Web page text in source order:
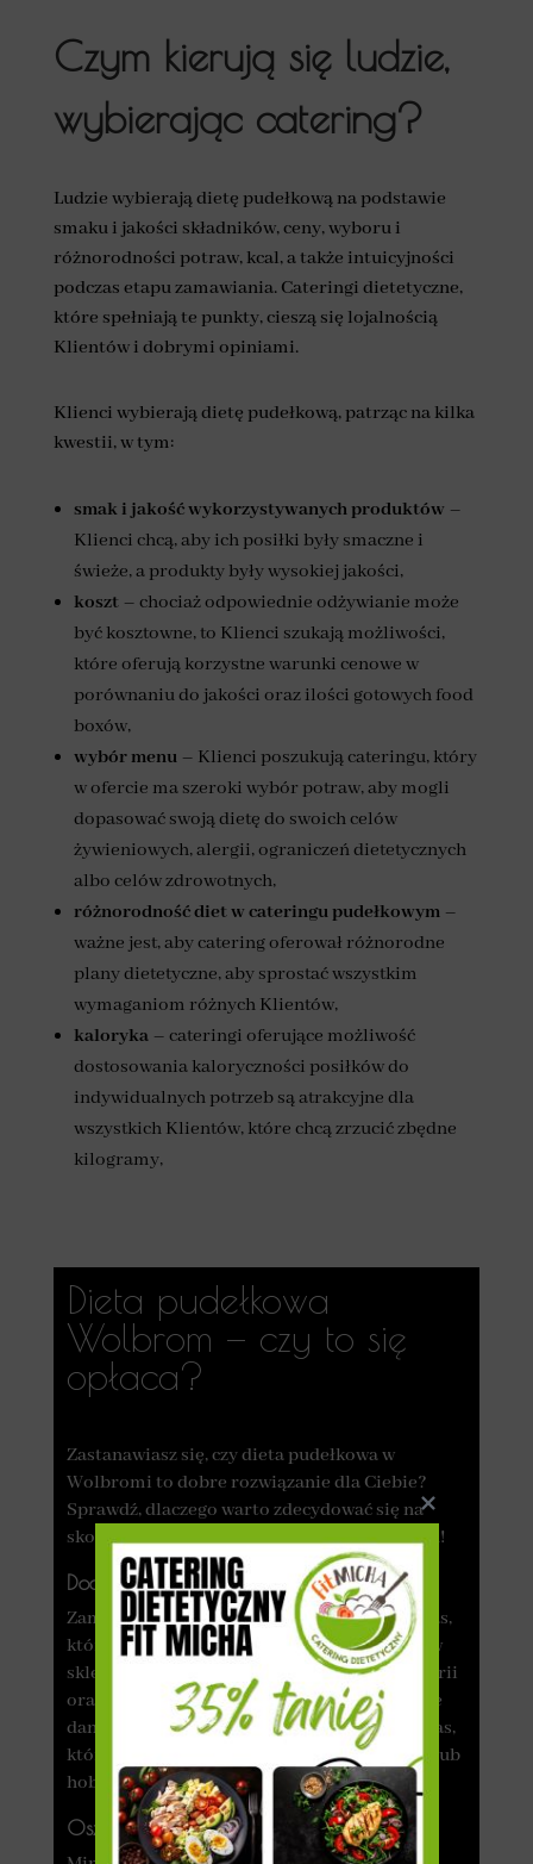
Czym kierują się ludzie,
wybierając catering?
Ludzie wybierają dietę pudełkową na podstawie
smaku i jakości składników, ceny, wyboru i
różnorodności potraw, kcal, a także intuicyjności
podczas etapu zamawiania. Cateringi dietetyczne,
które spełniają te punkty, cieszą się lojalnością
Klientów i dobrymi opiniami.
Klienci wybierają dietę pudełkową, patrząc na kilka
kwestii, w tym:
smak i jakość wykorzystywanych produktów –
Klienci chcą, aby ich posiłki były smaczne i
świeże, a produkty były wysokiej jakości,
koszt– chociaż odpowiednie odżywianie może
być kosztowne, to Klienci szukają możliwości,
które oferują korzystne warunki cenowe w
porównaniu do jakości oraz ilości gotowych food
boxów,
wybór menu– Klienci poszukują cateringu, który
w ofercie ma szeroki wybór potraw, aby mogli
dopasować swoją dietę do swoich celów
żywieniowych, alergii, ograniczeń dietetycznych
albo celów zdrowotnych,
różnorodność dietw cateringu pudełkowym–
ważne jest, aby catering oferował różnorodne
plany dietetyczne, aby sprostać wszystkim
wymaganiom różnych Klientów,
kaloryka– cateringi oferujące możliwość
dostosowania kaloryczności posiłków do
indywidualnych potrzeb są atrakcyjne dla
wszystkich Klientów, które chcą zrzucić zbędne
kilogramy,
Dieta pudełkowa
Wolbrom — czy to się
opłaca?
Zastanawiasz się, czy dieta pudełkowa w
Wolbromi to dobre rozwiązanie dla Ciebie?
Sprawdź, dlaczego warto zdecydować się na
skorzystanie z usług sprawdzonego cateringu!
Dodatkowy czas na przyjemności
Zamawiając dietę pudełkową, oszczędzasz czas,
który normalnie trzeba poświęcić na wizyty w
sklepie spożywczym, gotowanie, liczenie kalorii
oraz mycie naczyń. Catering dostarcza pyszne
dania, co pozwala zaoszczędzić dodatkowy czas,
który możesz przeznaczyć na inne czynności lub
hobby.
Oszczędność kosztów